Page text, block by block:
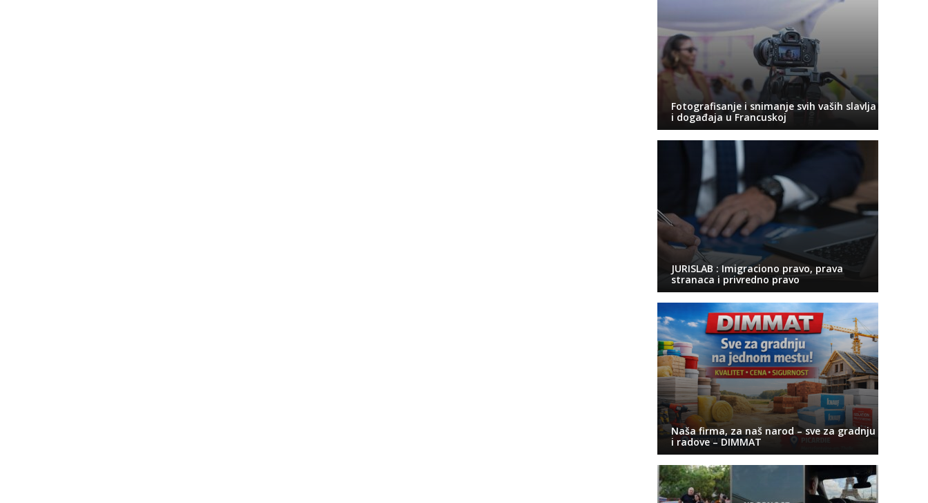
Fotografisanje i snimanje svih vaših slavlja
i događaja u Francuskoj
JURISLAB : Imigraciono pravo, prava
stranaca i privredno pravo
Naša firma, za naš narod – sve za gradnju
i radove – DIMMAT